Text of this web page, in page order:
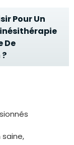
Pour Un
De